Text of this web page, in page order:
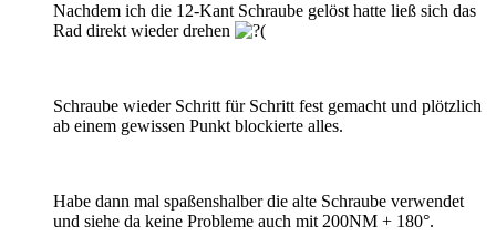
Nachdem ich die 12-Kant Schraube gelöst hatte ließ sich das
Rad direkt wieder drehen
Schraube wieder Schritt für Schritt fest gemacht und plötzlich
ab einem gewissen Punkt blockierte alles.
Habe dann mal spaßenshalber die alte Schraube verwendet
und siehe da keine Probleme auch mit 200NM + 180°.